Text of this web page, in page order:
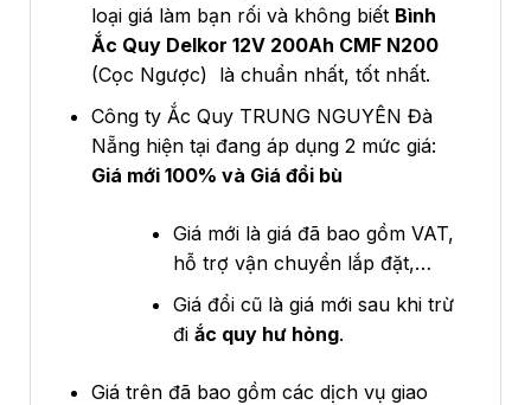
loại giá làm bạn rối và không biết Bình
Ắc Quy Delkor 12V 200Ah CMF N200
(Cọc Ngược) là chuẩn nhất, tốt nhất.
Công ty Ắc Quy TRUNG NGUYÊN Đà
Nẵng hiện tại đang áp dụng 2 mức giá:
Giá mới 100% và Giá đổi bù
Giá mới là giá đã bao gồm VAT,
hỗ trợ vận chuyển lắp đặt,…
Giá đổi cũ là giá mới sau khi trừ
đi ắc quy hư hỏng.
Giá trên đã bao gồm các dịch vụ giao